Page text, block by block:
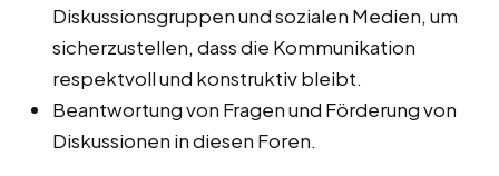
Diskussionsgruppen und sozialen Medien, um
sicherzustellen, dass die Kommunikation
respektvoll und konstruktiv bleibt.
Beantwortung von Fragen und Förderung von
Diskussionen in diesen Foren.